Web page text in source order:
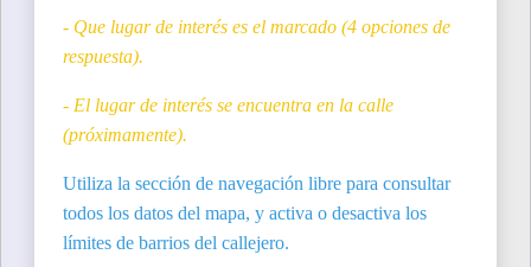
- Que lugar de interés es el marcado (4 opciones de
respuesta).
- El lugar de interés se encuentra en la calle
(próximamente).
Utiliza la sección de navegación libre para consultar
todos los datos del mapa, y activa o desactiva los
límites de barrios del callejero.